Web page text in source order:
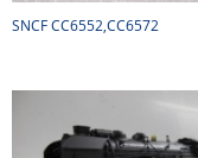
SNCF CC6552,CC6572